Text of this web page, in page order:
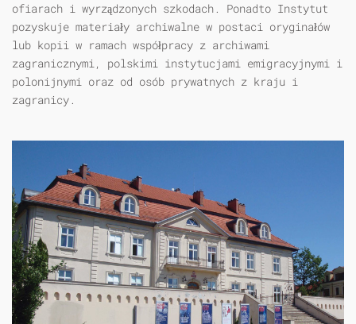
ofiarach i wyrządzonych szkodach. Ponadto Instytut
pozyskuje materiały archiwalne w postaci oryginałów
lub kopii w ramach współpracy z archiwami
zagranicznymi, polskimi instytucjami emigracyjnymi i
polonijnymi oraz od osób prywatnych z kraju i
zagranicy.